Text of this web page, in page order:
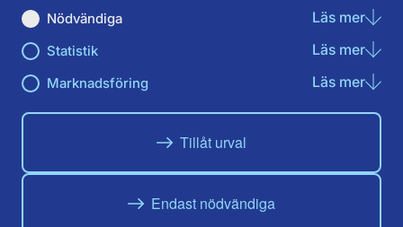
Nödvändiga Läs merom
Statistik Läs merom
Marknadsföring Läs merom
Tillåt urval
Endast nödvändiga
Du hittar oss här på sociala medier
Facebook
Instagram